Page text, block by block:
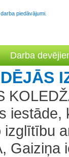
darba piedāvājumi
Darba
Gaiziņa